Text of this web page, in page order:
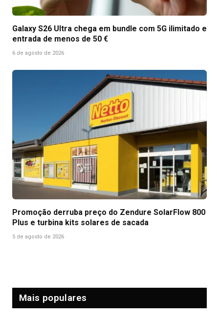
Galaxy S26 Ultra chega em bundle com 5G ilimitado e
entrada de menos de 50 €
6 de agosto de 2026
Promoção derruba preço do Zendure SolarFlow 800
Plus e turbina kits solares de sacada
5 de agosto de 2026
Mais populares